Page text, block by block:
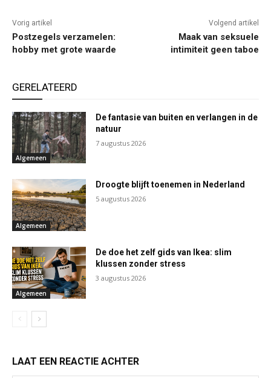
Vorig artikel
Postzegels verzamelen:
hobby met grote waarde
Volgend artikel
Maak van seksuele
intimiteit geen taboe
GERELATEERD
Algemeen
De fantasie van buiten en verlangen in de
natuur
7 augustus 2026
Algemeen
Droogte blijft toenemen in Nederland
5 augustus 2026
Algemeen
De doe het zelf gids van Ikea: slim
klussen zonder stress
3 augustus 2026
LAAT EEN REACTIE ACHTER